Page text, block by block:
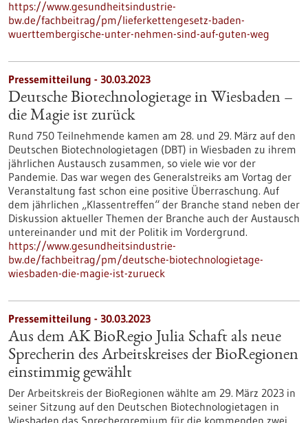
https://www.gesundheitsindustrie-
bw.de/fachbeitrag/pm/lieferkettengesetz-baden-
wuerttembergische-unter-nehmen-sind-auf-guten-weg
Pressemitteilung - 30.03.2023
Deutsche Biotechnologietage in Wiesbaden –
die Magie ist zurück
Rund 750 Teilnehmende kamen am 28. und 29. März auf den
Deutschen Biotechnologietagen (DBT) in Wiesbaden zu ihrem
jährlichen Austausch zusammen, so viele wie vor der
Pandemie. Das war wegen des Generalstreiks am Vortag der
Veranstaltung fast schon eine positive Überraschung. Auf
dem jährlichen „Klassentreffen“ der Branche stand neben der
Diskussion aktueller Themen der Branche auch der Austausch
untereinander und mit der Politik im Vordergrund.
https://www.gesundheitsindustrie-
bw.de/fachbeitrag/pm/deutsche-biotechnologietage-
wiesbaden-die-magie-ist-zurueck
Pressemitteilung - 30.03.2023
Aus dem AK BioRegio Julia Schaft als neue
Sprecherin des Arbeitskreises der BioRegionen
einstimmig gewählt
Der Arbeitskreis der BioRegionen wählte am 29. März 2023 in
seiner Sitzung auf den Deutschen Biotechnologietagen in
Wiesbaden das Sprechergremium für die kommenden zwei